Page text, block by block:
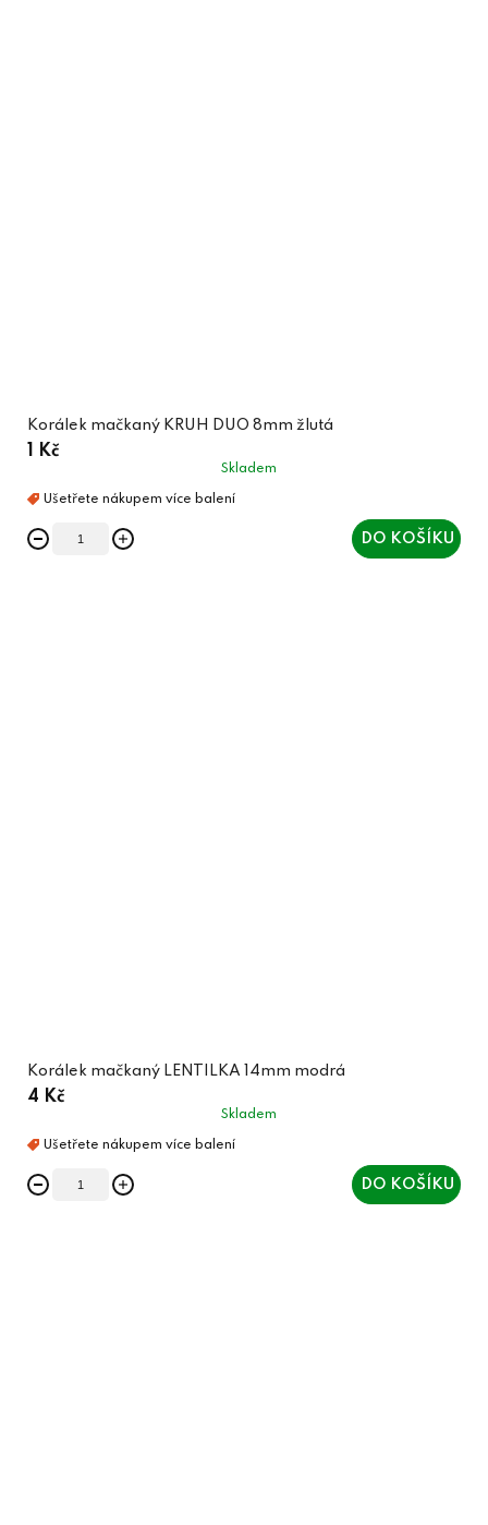
Korálek mačkaný KRUH DUO 8mm žlutá
1 Kč
Skladem
DO KOŠÍKU
Korálek mačkaný LENTILKA 14mm modrá
4 Kč
Skladem
DO KOŠÍKU